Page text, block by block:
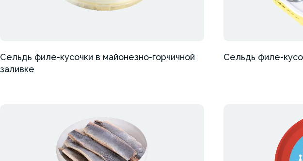
Сельдь филе-кусочки в майонезно-горчичной
заливке
Сельдь филе-